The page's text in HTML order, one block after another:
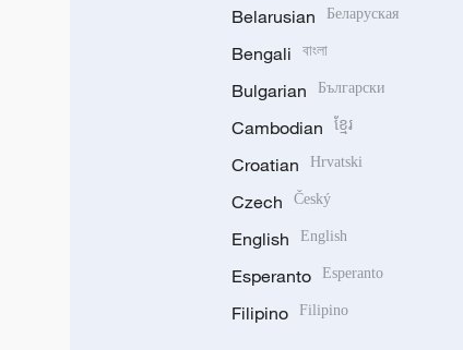
Belarusian Беларуская
Bengali বাংলা
Bulgarian Български
Cambodian ខ្មែរ
Croatian Hrvatski
Czech Český
English English
Esperanto Esperanto
Filipino Filipino